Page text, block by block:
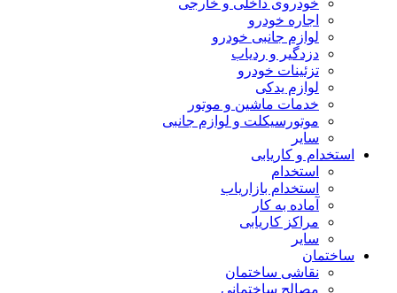
خودروی داخلی و خارجی
اجاره خودرو
لوازم جانبی خودرو
دزدگیر و ردیاب
تزئینات خودرو
لوازم یدکی
خدمات ماشین و موتور
موتورسیکلت و لوازم جانبی
سایر
استخدام و کاریابی
استخدام
استخدام بازاریاب
آماده به کار
مراکز کاریابی
سایر
ساختمان
نقاشی ساختمان
مصالح ساختمانی